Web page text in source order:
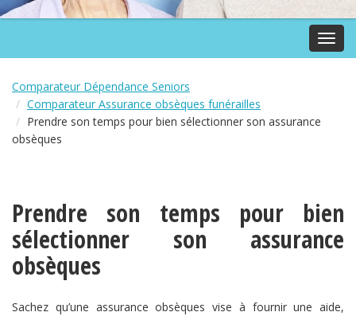
Comparateur Dépendance Seniors
Comparateur Assurance obsèques funérailles
Prendre son temps pour bien sélectionner son assurance
obsèques
Prendre son temps pour bien
sélectionner son assurance
obsèques
Sachez qu’une assurance obsèques vise à fournir une aide,